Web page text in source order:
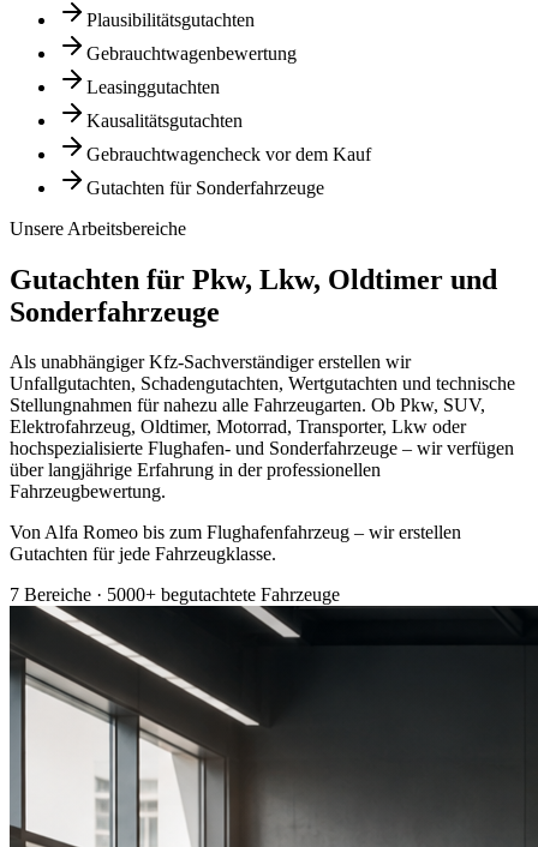
Plausibilitätsgutachten
Gebrauchtwagenbewertung
Leasinggutachten
Kausalitätsgutachten
Gebrauchtwagencheck vor dem Kauf
Gutachten für Sonderfahrzeuge
Unsere Arbeitsbereiche
Gutachten für Pkw, Lkw, Oldtimer und
Sonderfahrzeuge
Als unabhängiger Kfz-Sachverständiger erstellen wir
Unfallgutachten, Schadengutachten, Wertgutachten und technische
Stellungnahmen für nahezu alle Fahrzeugarten. Ob Pkw, SUV,
Elektrofahrzeug, Oldtimer, Motorrad, Transporter, Lkw oder
hochspezialisierte Flughafen- und Sonderfahrzeuge – wir verfügen
über langjährige Erfahrung in der professionellen
Fahrzeugbewertung.
Von Alfa Romeo bis zum Flughafenfahrzeug – wir erstellen
Gutachten für jede Fahrzeugklasse.
7 Bereiche · 5000+ begutachtete Fahrzeuge